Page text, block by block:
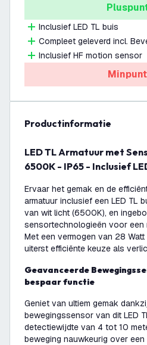
Inclusief LED TL buis
Compleet geleverd incl.
Inclusief HF motion sensor
productinformatie
LED TL Armatuur met Sensor 150CM - 28W -
6500K - IP65 - Inclusief
Ervaar het gemak en de
armatuur inclusief een LED TL
van wit licht (6500K), en
sensortechnologieën voor een
Met een vermogen van 28 Watt
uiterst efficiënte keuze als
Geavanceerde Bewegingssensor & Energie
bespaar functie
Geniet van ultiem gemak
bewegingssensor van dit LED
detectiewijdte van 4 tot 10
beweging nauwkeurig over